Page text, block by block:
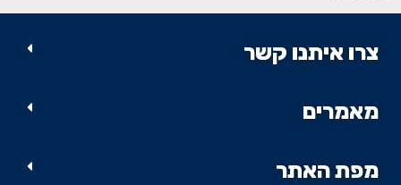
האפשרויות
צרו איתנו קשר
מאמרים
מפת האתר